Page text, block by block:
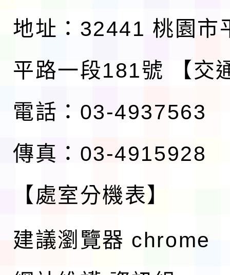
地址：32441 桃園市
平路一段181號
【交
電話：03-4937563
傳真：03-4915928
【處室分機表】
建議瀏覽器 chrome